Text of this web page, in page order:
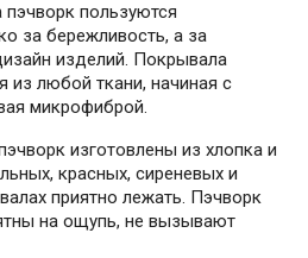
пользуются
за бережливость, а за
изделий. Покрывала
из любой ткани, начиная с
микрофиброй.
изготовлены из хлопка и
красных, сиреневых и
приятно лежать. Пэчворк
на ощупь, не вызывают